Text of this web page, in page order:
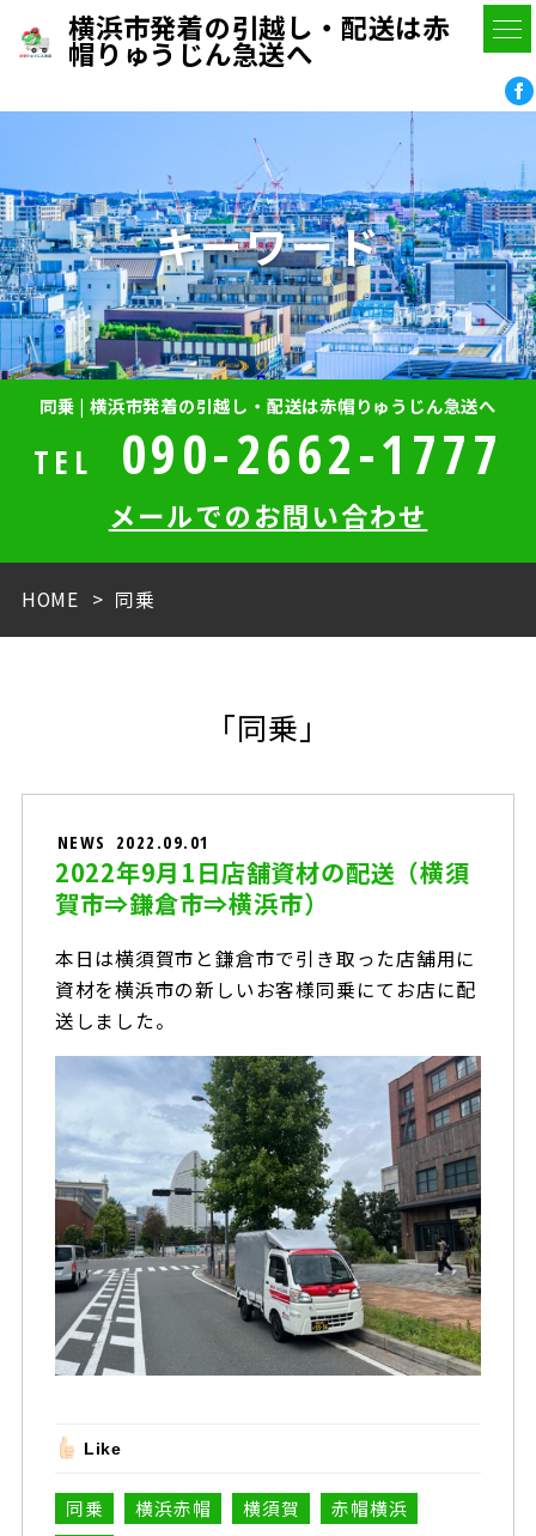
横浜市発着の引越し・配送は赤
帽りゅうじん急送へ
キーワード
同乗 | 横浜市発着の引越し・配送は赤帽りゅうじん急送へ
TEL 090-2662-1777
メールでのお問い合わせ
HOME 同乗
「同乗」
NEWS 2022.09.01
2022年9月1日店舗資材の配送（横須
賀市⇒鎌倉市⇒横浜市）
本日は横須賀市と鎌倉市で引き取った店舗用に
資材を横浜市の新しいお客様同乗にてお店に配
送しました。
Like
同乗 横浜赤帽 横須賀
赤帽横浜